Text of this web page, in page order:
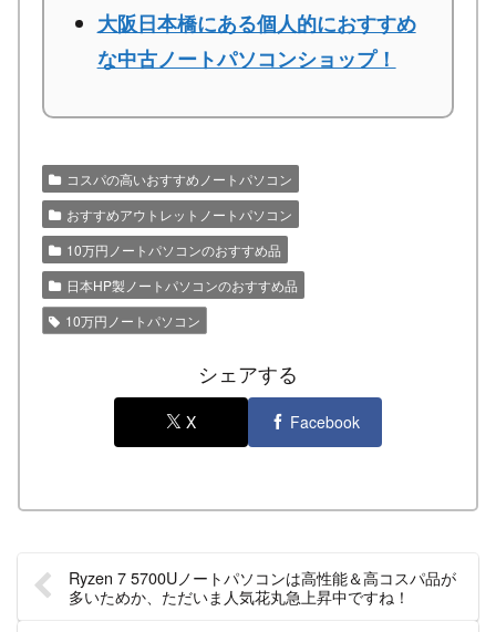
大阪日本橋にある個人的におすすめ
な中古ノートパソコンショップ！
コスパの高いおすすめノートパソコン
おすすめアウトレットノートパソコン
10万円ノートパソコンのおすすめ品
日本HP製ノートパソコンのおすすめ品
10万円ノートパソコン
シェアする
X Facebook
Ryzen 7 5700Uノートパソコンは高性能＆高コスパ品が
多いためか、ただいま人気花丸急上昇中ですね！